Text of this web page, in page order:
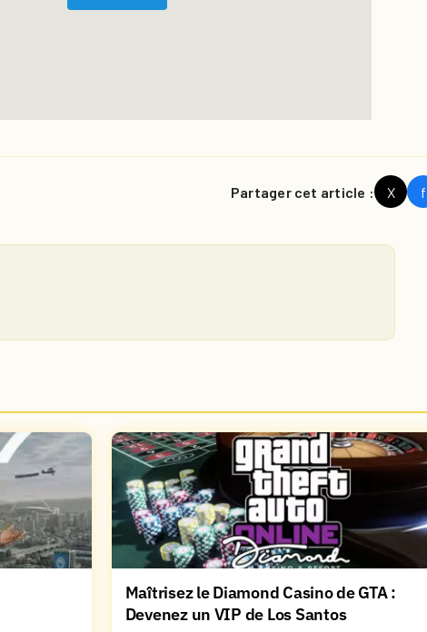
Partager cet article : X f
Maîtrisez le Diamond Casino de GTA :
Devenez un VIP de Los Santos